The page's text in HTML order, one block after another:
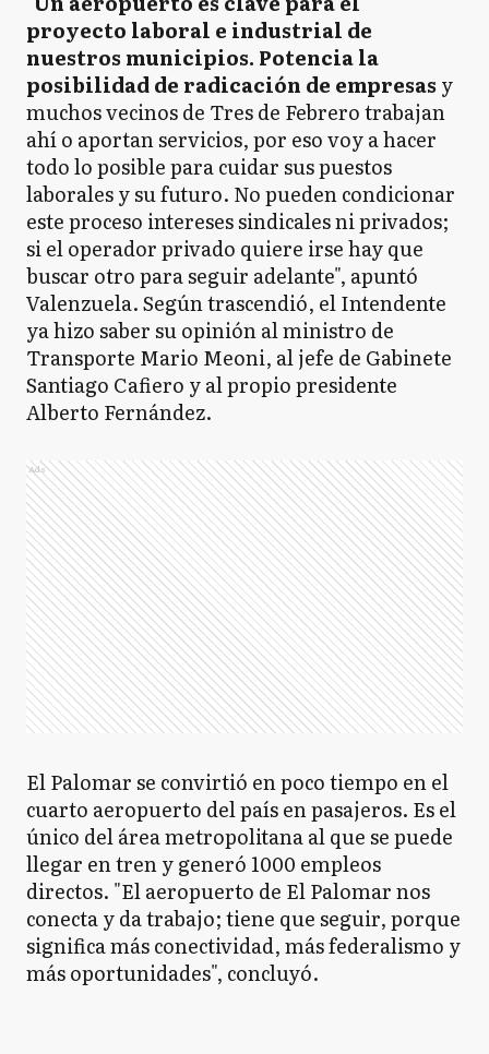
proyecto laboral e industrial de
nuestros municipios. Potencia la
posibilidad de radicación de empresas y
muchos vecinos de Tres de Febrero trabajan
ahí o aportan servicios, por eso voy a hacer
todo lo posible para cuidar sus puestos
laborales y su futuro. No pueden condicionar
este proceso intereses sindicales ni privados;
si el operador privado quiere irse hay que
buscar otro para seguir adelante", apuntó
Valenzuela. Según trascendió, el Intendente
ya hizo saber su opinión al ministro de
Transporte Mario Meoni, al jefe de Gabinete
Santiago Cafiero y al propio presidente
Alberto Fernández.
Ads
El Palomar se convirtió en poco tiempo en el
cuarto aeropuerto del país en pasajeros. Es el
único del área metropolitana al que se puede
llegar en tren y generó 1000 empleos
directos. "El aeropuerto de El Palomar nos
conecta y da trabajo; tiene que seguir, porque
significa más conectividad, más federalismo y
más oportunidades", concluyó.